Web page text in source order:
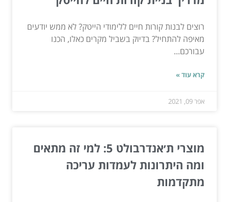
רוצים לבנות קורות חיים ללימודי הייטק? לא ממש יודעים
מאיפה להתחיל? בדיוק בשביל מקרים כאלו, הכנו
עבורכם...
קרא עוד »
אפר 09, 2021
מוצרי ת׳אנדרבולט 5: למי זה מתאים
ומה היתרונות לעמדות עריכה
מתקדמות